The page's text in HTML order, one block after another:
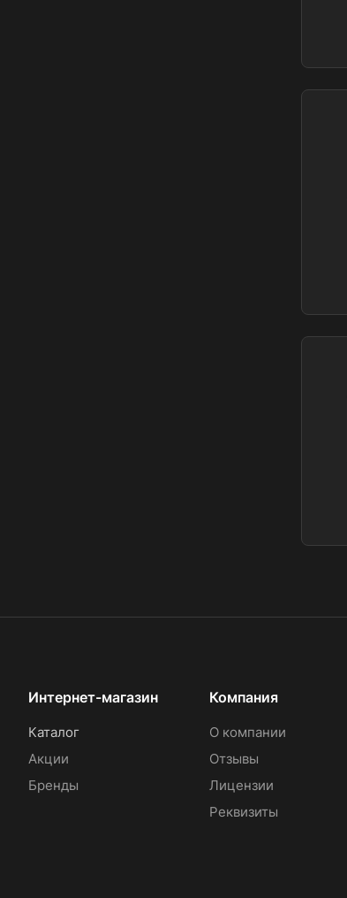
Интернет-магазин
Каталог
Акции
Бренды
Компания
О компании
Отзывы
Лицензии
Реквизиты